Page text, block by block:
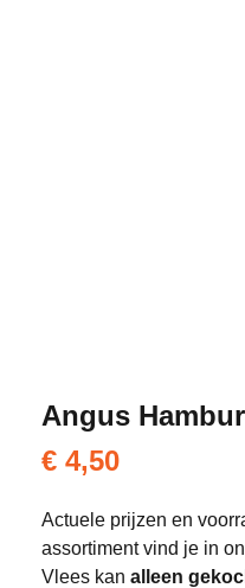
Angus
€ 4,50
Actuele prijzen en
assortiment vind je in
Vlees kan alleen